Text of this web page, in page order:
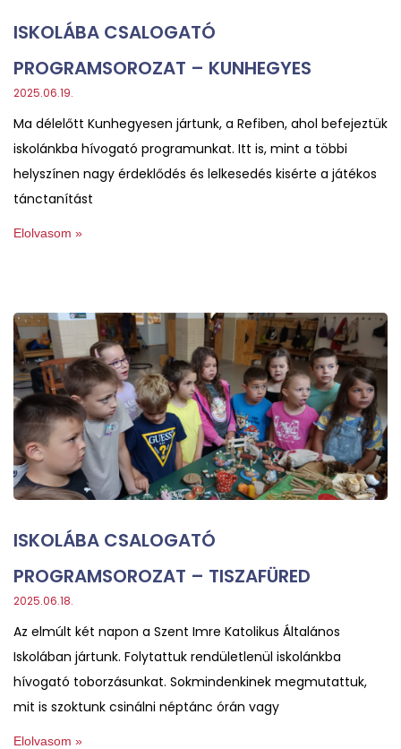
ISKOLÁBA CSALOGATÓ
PROGRAMSOROZAT – KUNHEGYES
2025.06.19.
Ma délelőtt Kunhegyesen jártunk, a Refiben, ahol befejeztük
iskolánkba hívogató programunkat. Itt is, mint a többi
helyszínen nagy érdeklődés és lelkesedés kisérte a játékos
tánctanítást
Elolvasom »
ISKOLÁBA CSALOGATÓ
PROGRAMSOROZAT – TISZAFÜRED
2025.06.18.
Az elmúlt két napon a Szent Imre Katolikus Általános
Iskolában jártunk. Folytattuk rendületlenül iskolánkba
hívogató toborzásunkat. Sokmindenkinek megmutattuk,
mit is szoktunk csinálni néptánc órán vagy
Elolvasom »